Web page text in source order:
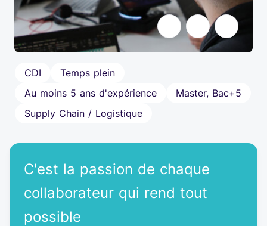
Pause
CDI
Temps plein
Au moins 5 ans d'expérience
Master, Bac+5
Supply Chain / Logistique
C'est la passion de chaque
collaborateur qui rend tout
possible